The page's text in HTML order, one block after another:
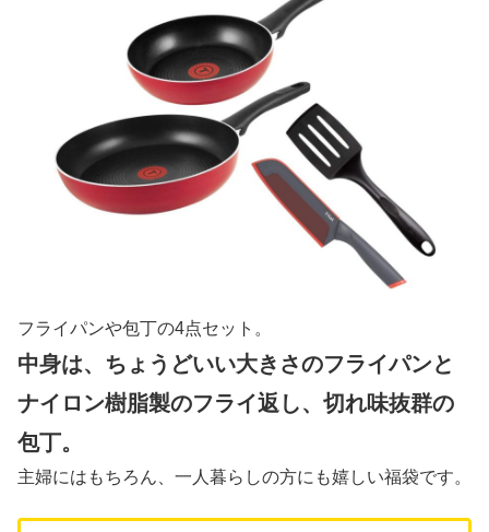
フライパンや包丁の4点セット。
中身は、ちょうどいい大きさのフライパンと
ナイロン樹脂製のフライ返し、切れ味抜群の
包丁。
主婦にはもちろん、一人暮らしの方にも嬉しい福袋です。